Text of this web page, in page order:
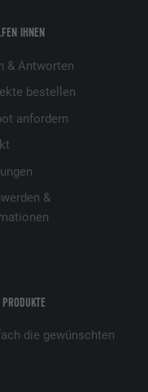
die gewünschten
IHNEN
& Antworten
bestellen
anfordern
&